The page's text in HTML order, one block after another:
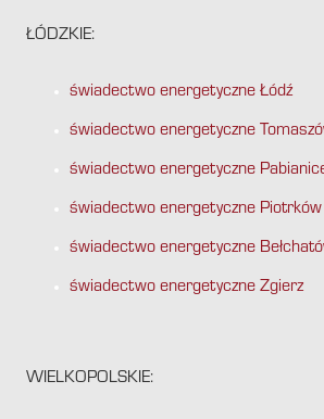
ŁÓDZKIE:
świadectwo energetyczne Łódź
świadectwo energetyczne
świadectwo energetyczne
świadectwo energetyczne Piotrków
świadectwo energetyczne
świadectwo energetyczne Zgierz
WIELKOPOLSKIE: